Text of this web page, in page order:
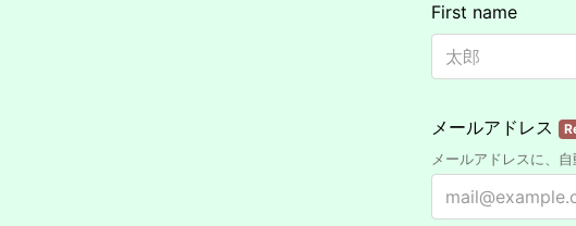
First name
メールアドレス
メールアドレスに、